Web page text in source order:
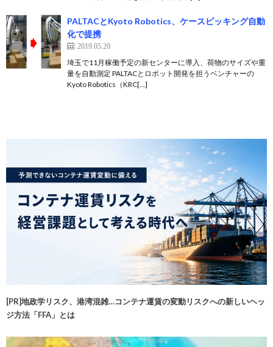
PALTACとKyoto Robotics、ケースピッキング自動
化で提携
2019.05.20
埼玉で11月稼働予定の新センターに導入、荷物のサイズや重
量を自動測定 PALTACとロボット開発を担うベンチャーの
Kyoto Robotics（KRC[…]
[PR]地政学リスク、港湾混雑…コンテナ運賃の変動リスクへの新しいヘッ
ジ方法「FFA」とは